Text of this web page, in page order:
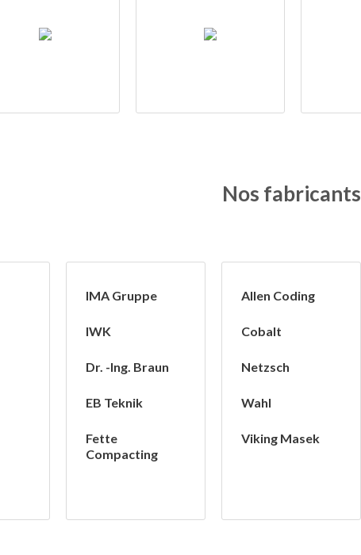
Nos fabricants
IMA Gruppe
IWK
Dr. -Ing. Braun
EB Teknik
Fette
Compacting
Allen Coding
Cobalt
Netzsch
Wahl
Viking Masek